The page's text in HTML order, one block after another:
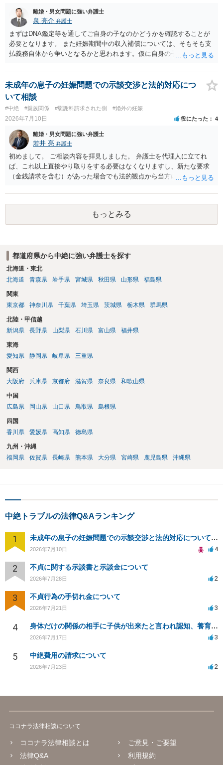
離婚・男女問題に強い弁護士
泉 亮介 弁護士
まずはDNA鑑定等を通してご自身の子なのかどうかを確認することが
必要となります。 また妊娠期間中の収入補償については、そもそも支
払義務自体から争いとなるかと思われます。仮に自身の子であったと
相手に弁護士がついているということであれば、依頼をするかしない
かは別として一度ご自身も個別に弁護士に相談をされたほうが良いで
しょう。
未成年の息子の妊娠問題での示談交渉と法的対応につ
いて相談
#中絶 #親族関係 #慰謝料請求された側 #婚外の妊娠
2026年7月10日 役にたった 4
離婚・男女問題に強い弁護士
若井 亮 弁護士
初めまして。 ご相談内容を拝見しました。 弁護士を代理人に立てれ
ば、これ以上直接やり取りをする必要はなくなりますし、新たな要求
（金銭請求を含む）があった場合でも法的観点から当方に支払うべき
いのであれば、基本的にはご自身で対応していくことになります。 こ
れ以上の要求を回避するためには、合意内容を書面しておくことで
す。 特に重要な点としては、合意事項以外には貸し借りが無いことを
確認する条項（清算条項）をきちんと盛り込んでおくことです。 お金
もっとみる
都道府県から中絶に強い弁護士を探す
北海道・東北
北海道
青森県 岩手県 宮城県 秋田県 山形県 福島県
関東
東京都
神奈川県 千葉県 埼玉県 茨城県 栃木県 群馬県
北陸・甲信越
新潟県
長野県 山梨県 石川県 富山県 福井県
東海
愛知県
静岡県 岐阜県 三重県
関西
大阪府
兵庫県 京都府 滋賀県 奈良県 和歌山県
中国
広島県
岡山県 山口県 鳥取県 島根県
四国
香川県
愛媛県 高知県 徳島県
九州・沖縄
福岡県
佐賀県 長崎県 熊本県 大分県 宮崎県 鹿児島県 沖縄県
中絶トラブルの法律Q&Aランキング
1 未成年の息子の妊娠問題での示談交渉と法的対応について相談
2026年7月10日 4
2 不貞に関する示談書と示談金について
2026年7月28日 2
3 不貞行為の手切れ金について
2026年7月21日 3
4 身体だけの関係の相手に子供が出来たと言われ認知、養育費を要求されているが自身の子供か分からない
2026年7月17日 3
5 中絶費用の請求について
2026年7月23日 2
ココナラ法律相談について
ココナラ法律相談とは
法律Q&A
ご意見・ご要望
利用規約